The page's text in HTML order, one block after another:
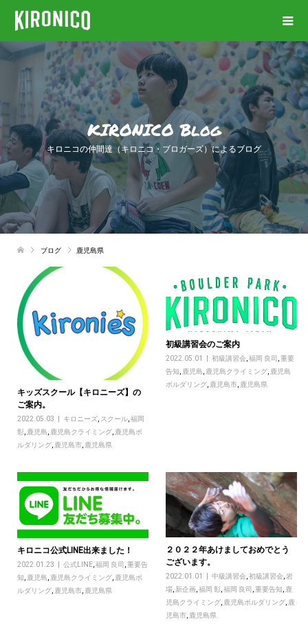
KIRONICO Blog
キロニコの仲間達（キロニコ・ブロガーズ）によるブログ
ブログ 鹿児島県
キッズスクール【キロニーズ】の
ご案内。
2022.05.03 キロニーズ, スクール, 福岡
彰, 鹿児島 鹿児島クライミング, 鹿児島ボ
ルダリング, 鹿児島市, 鹿児島県
初級講習会のご案内
2022.05.01 初級講習会,福岡 良司 ,重要
告知, 鹿児島, 鹿児島クライミング, 鹿児島
ボルダリング, 鹿児島市, 鹿児島県
キロニコ公式LINE出来ました！
2022.01.23 公式LINE,福岡 良司 ,重要告
知, 鹿児島, 鹿児島クライミング, 鹿児島ボ
ルダリング, 鹿児島市, 鹿児島県
２０２２年あけましておめでとう
ございます。
2022.01.01 中級講習会 ,初級講習会 岩
場 新企画 ,福岡 彰 ,福岡 良司 ,重要告知 鹿
児島クライミング 鹿児島ボルダリング 鹿
児島市 鹿児島県